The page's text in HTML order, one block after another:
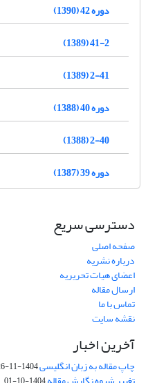
دوره 42 (1390)
41-2 (1389)
2-41 (1389)
دوره 40 (1388)
2-40 (1388)
دوره 39 (1387)
دسترسی سریع
صفحه اصلی
درباره نشریه
اعضای هیات تحریریه
ارسال مقاله
تماس با ما
نقشه سایت
آخرین اخبار
چاپ مقاله به زبان انگلیسی1404-11-26